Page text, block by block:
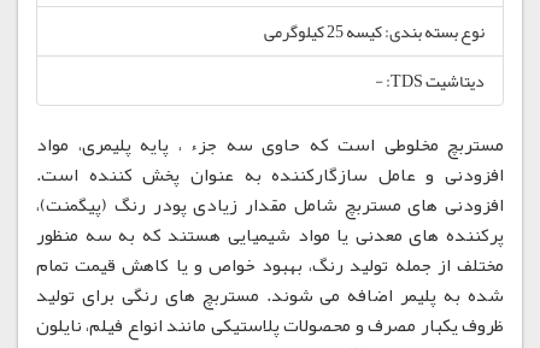
نوع بسته بندی: کیسه 25 کیلوگرمی
دیتاشیت TDS: -
مستربچ مخلوطی است که حاوی سه جزء ، پایه پلیمری، مواد
افزودنی و عامل سازگارکننده به عنوان پخش کننده است.
افزودنی های مستربچ شامل مقدار زیادی پودر رنگ (پیگمنت)،
پرکننده های معدنی یا مواد شیمیایی هستند که به سه منظور
مختلف از جمله تولید رنگ، بهبود خواص و یا کاهش قیمت تمام
شده به پلیمر اضافه می شوند. مستربچ های رنگی برای تولید
ظروف یکبار مصرف و محصولات پلاستیکی مانند انواع فیلم، نایلون